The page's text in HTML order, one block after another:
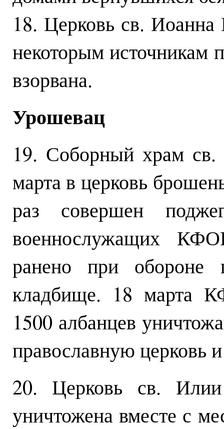
18. Церковь св.
некоторым источникам
взорвана.
Урошевац
19. Соборный храм
марта в церковь
раз совершен
военнослужащих
ранено при обороне
кладбище. 18 марта
1500 албанцев
православную церковь
20. Церковь св.
уничтожена вместе с